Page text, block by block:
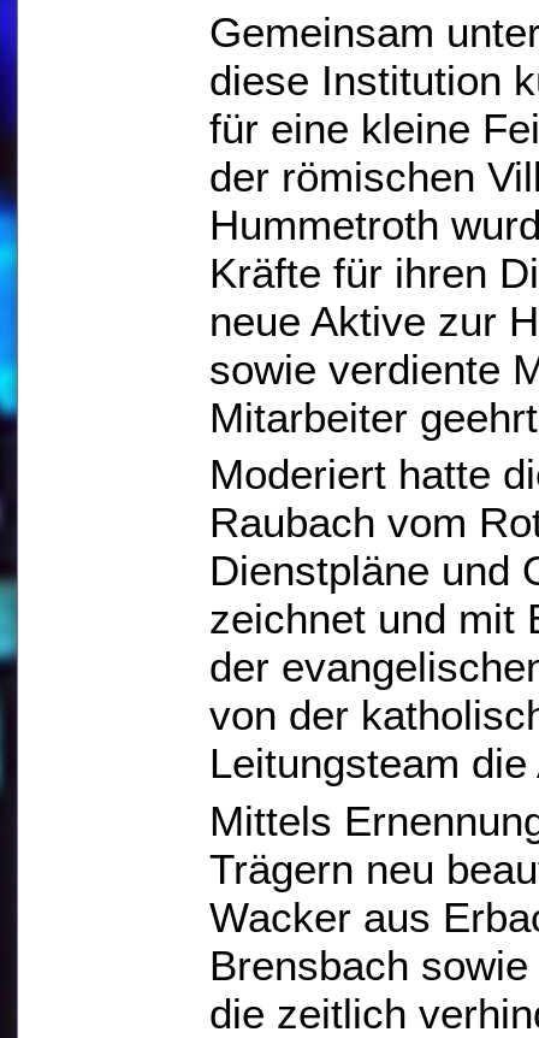
Gemeinsam
diese Institution
für eine kleine
der römischen
Hummetroth
Kräfte für ihren
neue Aktive zur
sowie verdiente
Mitarbeiter
Moderiert hatte
Raubach vom
Dienstpläne und
zeichnet und mit
der
von der
Leitungsteam
Mittels
Trägern neu
Wacker aus
Brensbach
die zeitlich